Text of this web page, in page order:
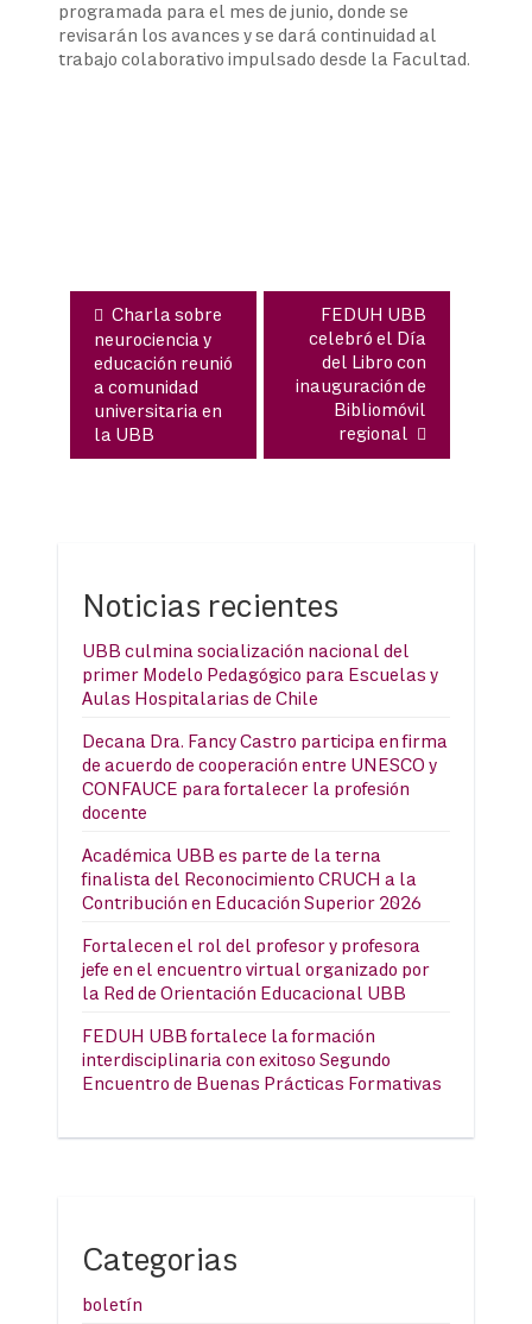
programada para el mes de junio, donde se
revisarán los avances y se dará continuidad al
trabajo colaborativo impulsado desde la Facultad.
Charla sobre
neurociencia y
educación reunió
a comunidad
universitaria en
la UBB
FEDUH UBB
celebró el Día
del Libro con
inauguración de
Bibliomóvil
regional
Noticias recientes
UBB culmina socialización nacional del
primer Modelo Pedagógico para Escuelas y
Aulas Hospitalarias de Chile
Decana Dra. Fancy Castro participa en firma
de acuerdo de cooperación entre UNESCO y
CONFAUCE para fortalecer la profesión
docente
Académica UBB es parte de la terna
finalista del Reconocimiento CRUCH a la
Contribución en Educación Superior 2026
Fortalecen el rol del profesor y profesora
jefe en el encuentro virtual organizado por
la Red de Orientación Educacional UBB
FEDUH UBB fortalece la formación
interdisciplinaria con exitoso Segundo
Encuentro de Buenas Prácticas Formativas
Categorias
boletín